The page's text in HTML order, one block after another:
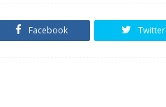
Facebook Twitter